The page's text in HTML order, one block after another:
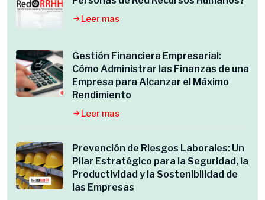
Leer mas
Gestión Financiera Empresarial:
Cómo Administrar las Finanzas de una
Empresa para Alcanzar el Máximo
Rendimiento
Leer mas
Prevención de Riesgos Laborales: Un
Pilar Estratégico para la Seguridad, la
Productividad y la Sostenibilidad de
las Empresas